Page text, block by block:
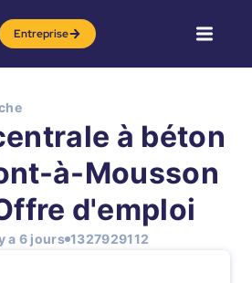
Entreprise
à béton
à-Mousson
d'emploi
a 6 jours 1327929112